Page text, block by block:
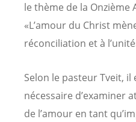
le thème de la Onzième
«L’amour du Christ
réconciliation et à
Selon le pasteur Tveit,
nécessaire d’examiner
de l’amour en tant